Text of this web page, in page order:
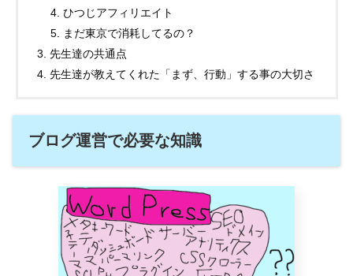
ひつじアフィリエイト
まだ東京で消耗してるの？
先生達の共通点
先生達が教えてくれた「まず、行動」する事の大切さ
ブログ運営で必要な知識